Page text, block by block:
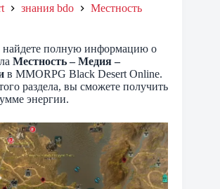
знания bdo Местность
найдете полную информацию о
Местность – Медия –
в MMORPG Black Desert Online.
раздела, вы сможете получить
энергии.